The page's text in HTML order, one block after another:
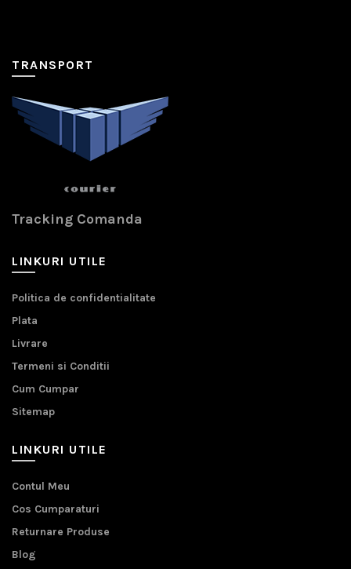
TRANSPORT
Tracking Comanda
LINKURI UTILE
Politica de confidentialitate
Plata
Livrare
Termeni si Conditii
Cum Cumpar
Sitemap
LINKURI UTILE
Contul Meu
Cos Cumparaturi
Returnare Produse
Blog